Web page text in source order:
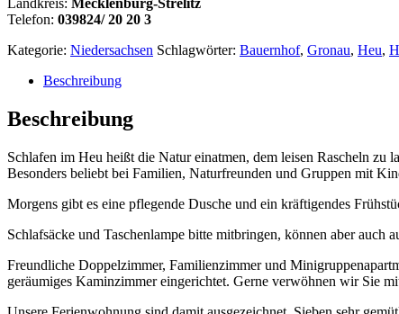
Telefon: 039824/ 20 20 3
Kategorie: Niedersachsen Schlagwörter: Bauernhof, Gronau, Heu,
Beschreibung
Beschreibung
Schlafen im Heu heißt die Natur einatmen, dem leisen Rascheln
Besonders beliebt bei Familien, Naturfreunden und Gruppen mit
Morgens gibt es eine pflegende Dusche und ein kräftigendes
Schlafsäcke und Taschenlampe bitte mitbringen, können aber auch
Freundliche Doppelzimmer, Familienzimmer und
geräumiges Kaminzimmer eingerichtet. Gerne verwöhnen wir Sie